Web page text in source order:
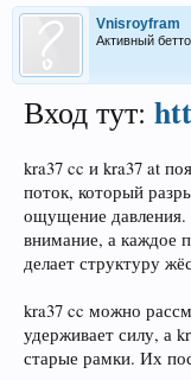
Vnisroyfram
Активный
Вход тут:
kra37 cc и kra37 at
поток, который
ощущение
внимание, а каждое
делает структуру
kra37 cc можно
удерживает силу, а
старые рамки. Их